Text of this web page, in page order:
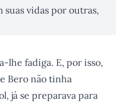
vidas por outras,
lhe fadiga. E, por isso,
Bero não tinha
já se preparava para